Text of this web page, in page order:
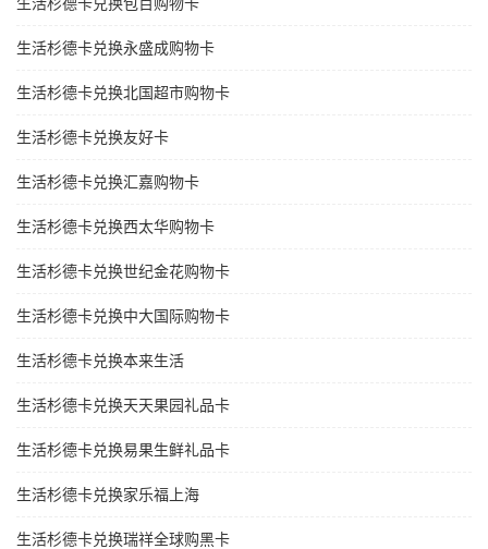
生活杉德卡兑换永盛成购物卡
生活杉德卡兑换北国超市购物卡
生活杉德卡兑换友好卡
生活杉德卡兑换汇嘉购物卡
生活杉德卡兑换西太华购物卡
生活杉德卡兑换世纪金花购物卡
生活杉德卡兑换中大国际购物卡
生活杉德卡兑换本来生活
生活杉德卡兑换天天果园礼品卡
生活杉德卡兑换易果生鲜礼品卡
生活杉德卡兑换家乐福上海
生活杉德卡兑换瑞祥全球购黑卡